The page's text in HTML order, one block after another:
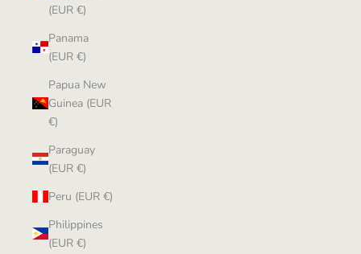
(EUR €)
Panama
(EUR €)
Papua New
Guinea (EUR
€)
Paraguay
(EUR €)
Peru (EUR €)
Philippines
(EUR €)